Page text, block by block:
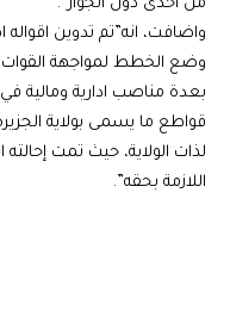
من أحدى دول الجوار”.
واضافت، انه”تم تدوين اقواله
وضع الخطط لمواجهة القوات
بعدة مناصب ادارية ومالية
قواطع ما يسمى بولاية
لذات الولاية، حيث تمت إحالته
اللازمة بحقه”.